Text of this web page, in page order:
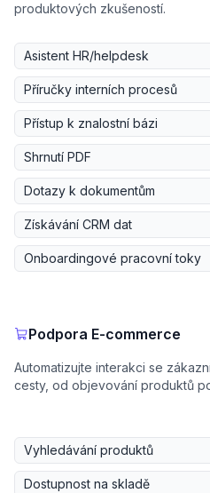
produktových zkušeností.
Asistent HR/helpdesk
Příručky interních procesů
Přístup k znalostní bázi
Shrnutí PDF
Dotazy k dokumentům
Získávání CRM dat
Onboardingové pracovní toky
Podpora E-commerce
Automatizujte interakci se
cesty, od objevování produktů
Vyhledávání produktů
Dostupnost na skladě